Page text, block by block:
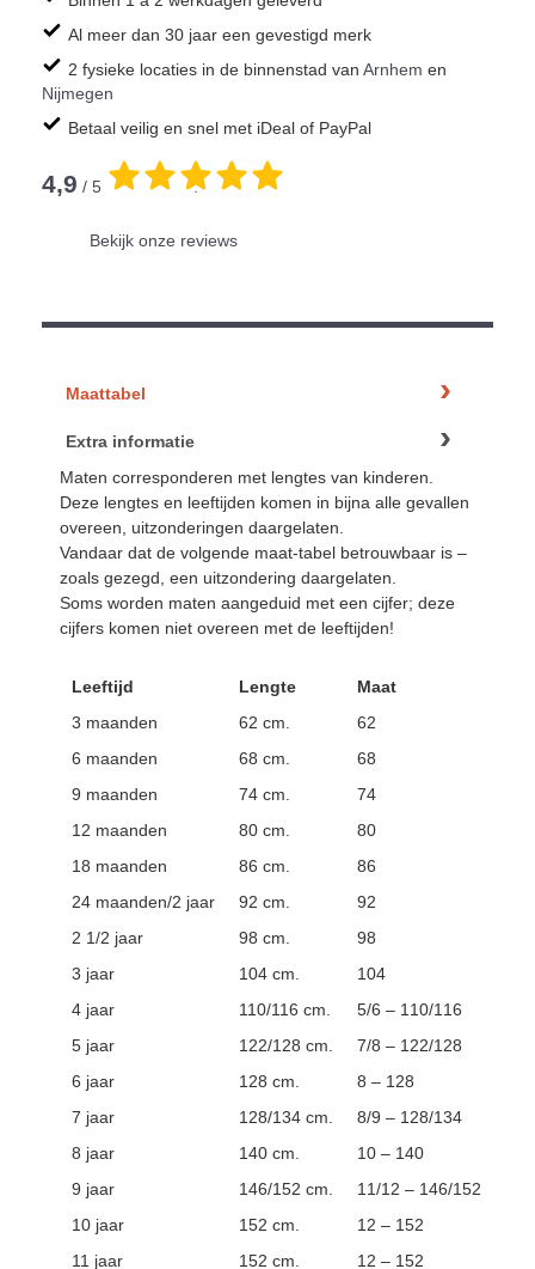
Al meer dan 30 jaar een gevestigd merk
2 fysieke locaties in de binnenstad van Arnhem en
Nijmegen
Betaal veilig en snel met iDeal of PayPal
4,9 / 5 .
Bekijk onze reviews
Maattabel
Extra informatie
Maten corresponderen met lengtes van kinderen.
Deze lengtes en leeftijden komen in bijna alle gevallen
overeen, uitzonderingen daargelaten.
Vandaar dat de volgende maat-tabel betrouwbaar is –
zoals gezegd, een uitzondering daargelaten.
Soms worden maten aangeduid met een cijfer; deze
cijfers komen niet overeen met de leeftijden!
Leeftijd Lengte
Maat
3 maanden
62 cm.
62
6 maanden
68 cm.
68
9 maanden
74 cm.
74
12 maanden
80 cm.
80
18 maanden
86 cm.
86
24 maanden/2 jaar
92 cm.
92
2 1/2 jaar
98 cm.
98
3 jaar
104 cm.
104
4 jaar
110/116 cm.
5/6 – 110/116
5 jaar
122/128 cm.
7/8 – 122/128
6 jaar
128 cm.
8 – 128
7 jaar
128/134 cm.
8/9 – 128/134
8 jaar
140 cm.
10 – 140
9 jaar
146/152 cm.
11/12 – 146/152
10 jaar
152 cm.
12 – 152
11 jaar
152 cm. 12 – 152